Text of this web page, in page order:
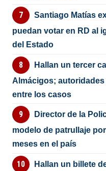
Santiago Matías
puedan votar en RD al
del Estado
Hallan un tercer
Almácigos;
entre los casos
Director de la
modelo de patrullaje
meses en el país
Hallan un billete